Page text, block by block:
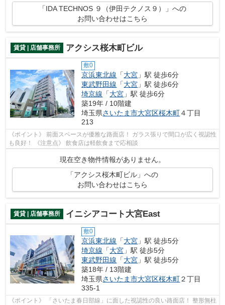
「IDA TECHNOS ９（伊田テクノス９）」への
お問い合わせはこちら
賃貸 | 店舗事務所 アクシス桜木町ビル
敷0
京浜東北線 「大宮 」駅 徒歩6分
東武野田線 「大宮 」駅 徒歩6分
埼京線 「大宮 」駅 徒歩6分
築19年 / 10階建
埼玉県さいたま市大宮区桜木町４丁目
213
《ポイント》 前面スペースが優雅な路面店！ ガラス張りで間口が広く視認性
も良好！ 《注意点》 飲食店は軽飲食まで応相談
現在空き物件情報がありません。
「アクシス桜木町ビル」への
お問い合わせはこちら
賃貸 | 店舗事務所 イニシアコート大宮East
敷0
京浜東北線 「大宮 」駅 徒歩5分
埼京線 「大宮 」駅 徒歩5分
東武野田線 「大宮 」駅 徒歩5分
築18年 / 13階建
埼玉県さいたま市大宮区桜木町２丁目
335-1
《ポイント》 「さいたま春日部線」に面した視認性の良い路面店！ 整形無柱